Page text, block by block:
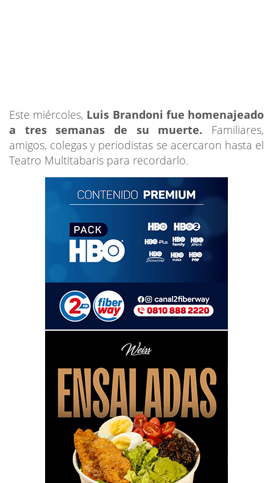
Este miércoles, Luis Brandoni fue homenajeado
a tres semanas de su muerte. Familiares,
amigos, colegas y periodistas se acercaron hasta el
Teatro Multitabaris para recordarlo.